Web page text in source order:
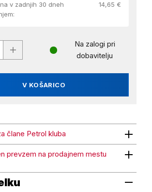
v zadnjih 30 dneh
14,65 €
V KOŠARICO
Na zalogi pri
dobavitelju
člane Petrol kluba
Petrol kluba
prevzem na prodajnem mestu
na prodajnem mestu